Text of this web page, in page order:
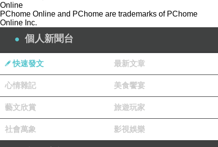
Online
PChome Online and PChome are trademarks of PChome
Online Inc.
個人新聞台
快速發文 最新文章
心情雜記 美食饗宴
藝文欣賞 旅遊玩家
社會萬象 影視娛樂